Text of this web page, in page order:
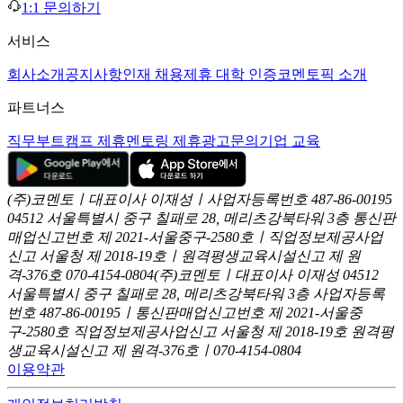
1:1 문의하기
서비스
회사소개 공지사항인재 채용제휴 대학 인증코멘토픽 소개
파트너스
직무부트캠프 제휴멘토링 제휴광고문의 기업 교육
(주)코멘토ㅣ대표이사 이재성ㅣ사업자등록번호 487-86-00195
04512 서울특별시 중구 칠패로 28, 메리츠강북타워 3층 통신판
매업신고번호 제 2021-서울중구-2580호ㅣ직업정보제공사업
신고 서울청 제 2018-19호ㅣ원격평생교육시설신고 제 원
격-376호 070-4154-0804(주)코멘토ㅣ대표이사 이재성 04512
서울특별시 중구 칠패로 28, 메리츠강북타워 3층 사업자등록
번호 487-86-00195ㅣ통신판매업신고번호 제 2021-서울중
구-2580호 직업정보제공사업신고 서울청 제 2018-19호 원격평
생교육시설신고 제 원격-376호ㅣ070-4154-0804
이용약관